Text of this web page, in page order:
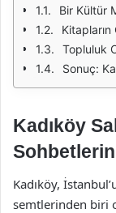
Bir Kültür
Topluluk
Sonuç:
Kadıköy
Kadıköy,
semtlerinden biri